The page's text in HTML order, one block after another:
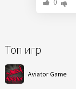
Топ игр
Aviator Game
0